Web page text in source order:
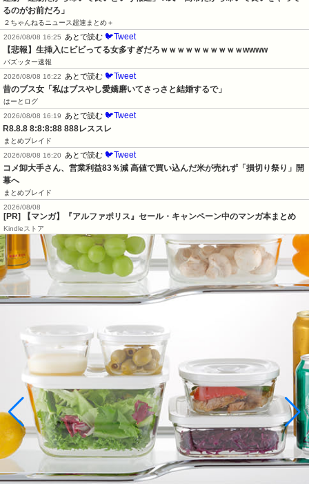
るのがお前だろ」
２ちゃんねるニュース超速まとめ＋
2026/08/08 16:25
あとで読む 🐦Tweet
【悲報】生挿入にビビってる女多すぎだろｗｗｗｗｗｗｗｗｗｗwwww
バズッター速報
2026/08/08 16:22
あとで読む 🐦Tweet
昔のブス女「私はブスやし愛嬌磨いてさっさと結婚するで」
はーとログ
2026/08/08 16:19
あとで読む 🐦Tweet
R8.8.8 8:8:8:88 888レススレ
まとめブレイド
2026/08/08 16:20
あとで読む 🐦Tweet
コメ卸大手さん、営業利益83％減 高値で買い込んだ米が売れず「損切り祭り」開
幕へ
まとめブレイド
2026/08/08
[PR] 【マンガ】『アルファポリス』セール・キャンペーン中のマンガ本まとめ
Kindleストア